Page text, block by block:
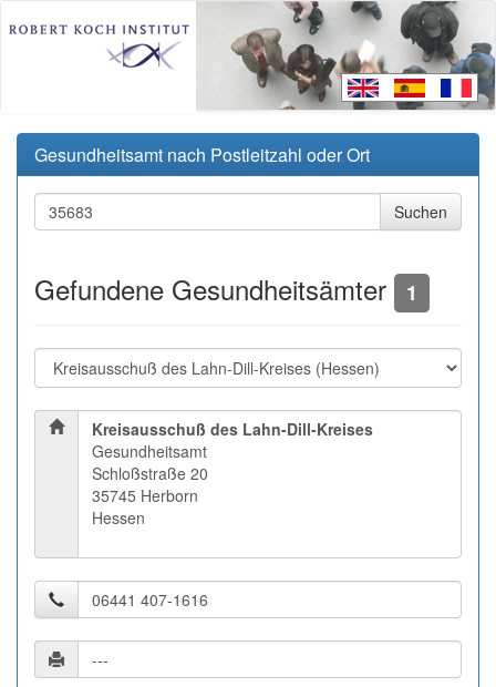
Gesundheitsamt nach Postleitzahl oder Ort
Gefundene Gesundheitsämter 1
Kreisausschuß des Lahn-Dill-Kreises
Gesundheitsamt
Schloßstraße 20
35745 Herborn
Hessen